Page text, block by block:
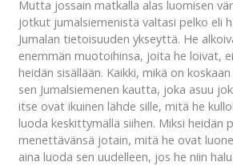
Mutta jossain matkalla alas luomisen
jotkut jumalsiemenistä valtasi pelko eli
Jumalan tietoisuuden ykseyttä. He
enemmän muotoihinsa, joita he loivat,
heidän sisällään. Kaikki, mikä on
sen Jumalsiemenen kautta, joka asuu
itse ovat ikuinen lähde sille, mitä he
luoda keskittymällä siihen. Miksi heidän
menettävänsä jotain, mitä he ovat
aina luoda sen uudelleen, jos he niin